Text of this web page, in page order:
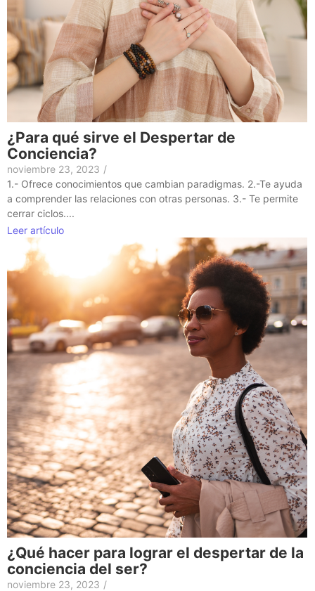
¿Para qué sirve el Despertar de
Conciencia?
noviembre 23, 2023 /
1.- Ofrece conocimientos que cambian paradigmas. 2.-Te ayuda
a comprender las relaciones con otras personas. 3.- Te permite
cerrar ciclos....
Leer artículo
¿Qué hacer para lograr el despertar de la
conciencia del ser?
noviembre 23, 2023 /